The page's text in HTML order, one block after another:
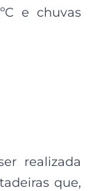
e chuvas
realizada
que,